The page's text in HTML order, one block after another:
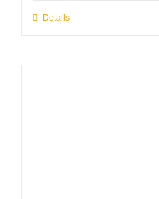
Details